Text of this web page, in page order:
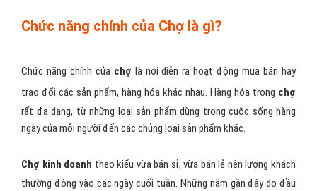
Chức năng chính của Chợ là gì?
Chức năng chính củachợ là nơi diễn ra hoạt động mua bán hay
trao đổi các sản phẩm, hàng hóa khác nhau. Hàng hóa trong chợ
rất đa dạng, từ những loại sản phẩm dùng trong cuộc sống hàng
ngày của mỗi người đến các chủng loại sản phẩm khác.
Chợ kinh doanh theo kiểu vừa bán sỉ, vừa bán lẻ nên lượng khách
thường đông vào các ngày cuối tuần. Những năm gần đây do đầu